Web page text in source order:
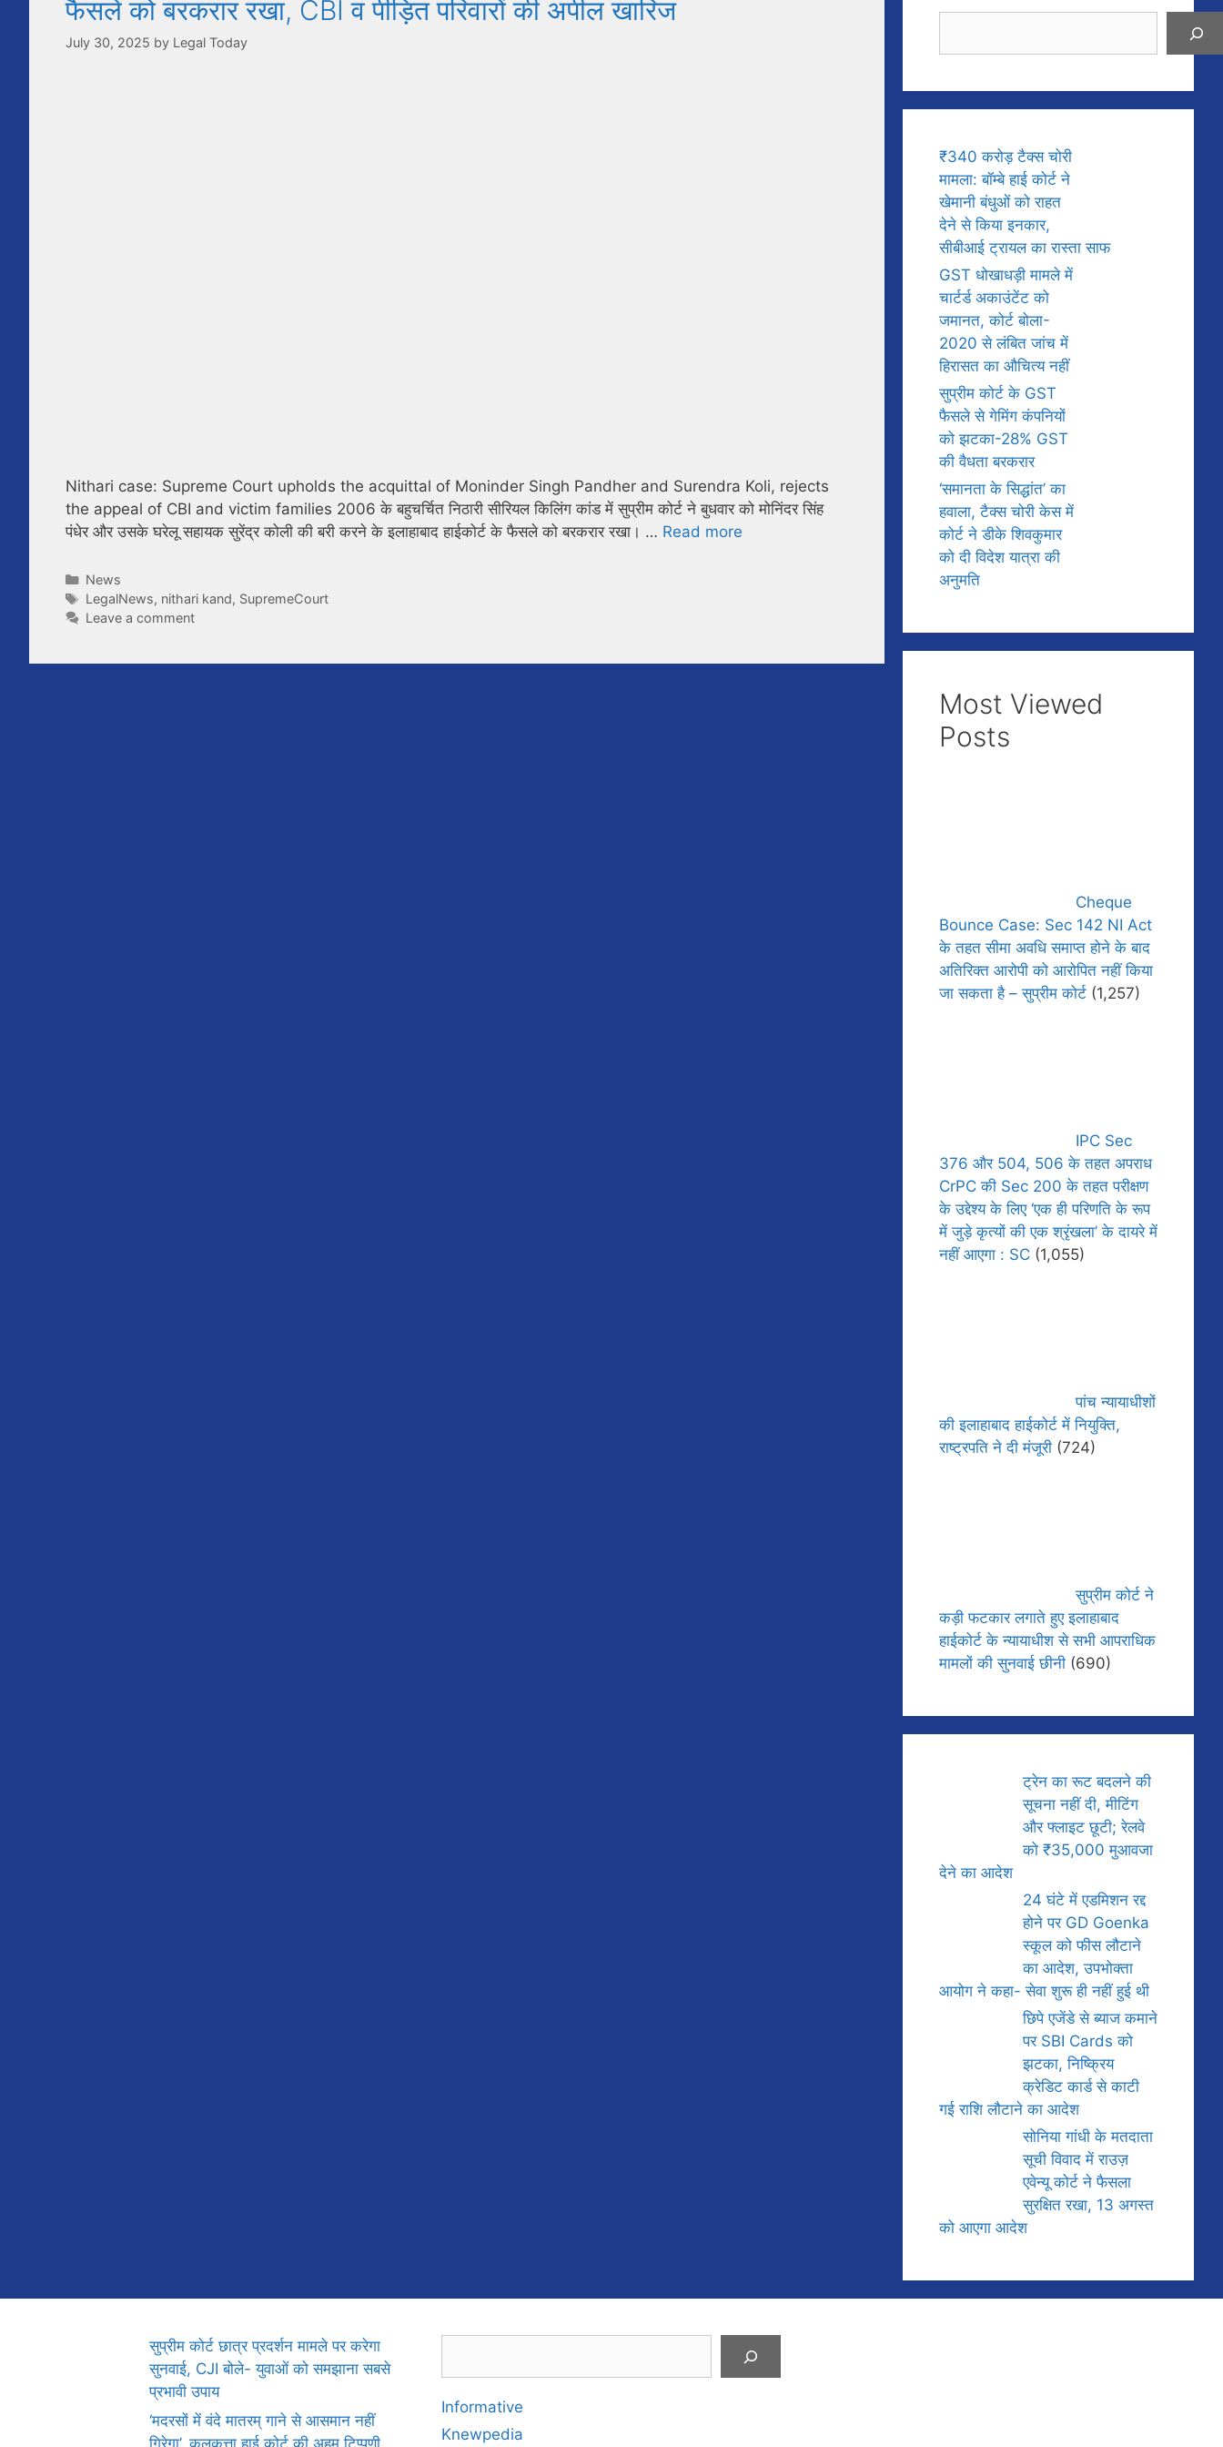
फैसले को बरकरार रखा, CBI व पीड़ित परिवारों की अपील खारिज
July 30, 2025 by Legal Today
Nithari case: Supreme Court upholds the acquittal of Moninder Singh Pandher and Surendra Koli, rejects
the appeal of CBI and victim families 2006 के बहुचर्चित निठारी सीरियल किलिंग कांड में सुप्रीम कोर्ट ने बुधवार को मोनिंदर सिंह
पंधेर और उसके घरेलू सहायक सुरेंद्र कोली की बरी करने के इलाहाबाद हाईकोर्ट के फैसले को बरकरार रखा। … Read more
Categories
News
Tags
LegalNews, nithari kand, SupremeCourt
Leave a comment
₹340 करोड़ टैक्स चोरी
मामला: बॉम्बे हाई कोर्ट ने
खेमानी बंधुओं को राहत
देने से किया इनकार,
सीबीआई ट्रायल का रास्ता साफ
GST धोखाधड़ी मामले में
चार्टर्ड अकाउंटेंट को
जमानत, कोर्ट बोला-
2020 से लंबित जांच में
हिरासत का औचित्य नहीं
सुप्रीम कोर्ट के GST
फैसले से गेमिंग कंपनियों
को झटका-28% GST
की वैधता बरकरार
‘समानता के सिद्धांत’ का
हवाला, टैक्स चोरी केस में
कोर्ट ने डीके शिवकुमार
को दी विदेश यात्रा की
अनुमति
Most Viewed
Posts
Cheque
Bounce Case: Sec 142 NI Act
के तहत सीमा अवधि समाप्त होने के बाद
अतिरिक्त आरोपी को आरोपित नहीं किया
जा सकता है – सुप्रीम कोर्ट (1,257)
IPC Sec
376 और 504, 506 के तहत अपराध
CrPC की Sec 200 के तहत परीक्षण
के उद्देश्य के लिए ‘एक ही परिणति के रूप
में जुड़े कृत्यों की एक श्रृंखला’ के दायरे में
नहीं आएगा : SC (1,055)
पांच न्यायाधीशों
की इलाहाबाद हाईकोर्ट में नियुक्ति,
राष्ट्रपति ने दी मंजूरी (724)
सुप्रीम कोर्ट ने
कड़ी फटकार लगाते हुए इलाहाबाद
हाईकोर्ट के न्यायाधीश से सभी आपराधिक
मामलों की सुनवाई छीनी (690)
ट्रेन का रूट बदलने की
सूचना नहीं दी, मीटिंग
और फ्लाइट छूटी; रेलवे
को ₹35,000 मुआवजा
देने का आदेश
24 घंटे में एडमिशन रद्द
होने पर GD Goenka
स्कूल को फीस लौटाने
का आदेश, उपभोक्ता
आयोग ने कहा- सेवा शुरू ही नहीं हुई थी
छिपे एजेंडे से ब्याज कमाने
पर SBI Cards को
झटका, निष्क्रिय
क्रेडिट कार्ड से काटी
गई राशि लौटाने का आदेश
सोनिया गांधी के मतदाता
सूची विवाद में राउज़
एवेन्यू कोर्ट ने फैसला
सुरक्षित रखा, 13 अगस्त
को आएगा आदेश
सुप्रीम कोर्ट छात्र प्रदर्शन मामले पर करेगा
सुनवाई, CJI बोले- युवाओं को समझाना सबसे
प्रभावी उपाय
‘मदरसों में वंदे मातरम् गाने से आसमान नहीं
Informative
Knewpedia